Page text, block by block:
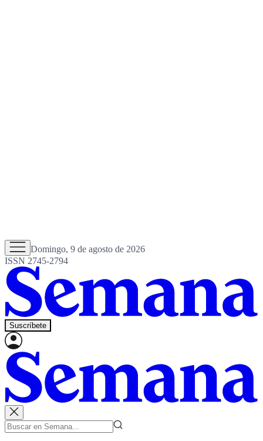
Domingo, 9 de agosto de 2026
ISSN 2745-2794
Suscríbete